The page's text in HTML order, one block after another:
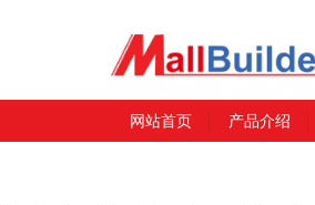
网站首页 产品介绍